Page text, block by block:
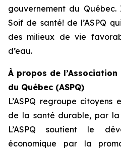
gouvernement du
Soif de santé! de l’ASPQ
des milieux de vie
d’eau.
À propos de
du Québec (ASPQ)
L’ASPQ regroupe
de la santé durable, par la
L’ASPQ soutient le
économique par la